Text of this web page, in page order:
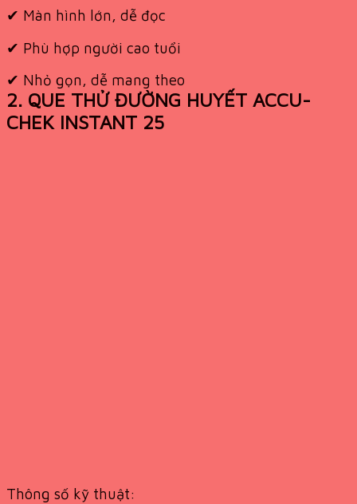
✔ Màn hình lớn, dễ đọc
✔ Phù hợp người cao tuổi
✔ Nhỏ gọn, dễ mang theo
2. QUE THỬ ĐƯỜNG HUYẾT ACCU-
CHEK INSTANT 25
Thông số kỹ thuật: